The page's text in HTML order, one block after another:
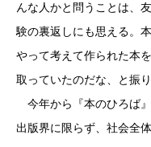
んな人かと問うことは、
験の裏返しにも思える。
やって考えて作られた本
取っていたのだな、と振
今年から『本のひろば
出版界に限らず、社会全